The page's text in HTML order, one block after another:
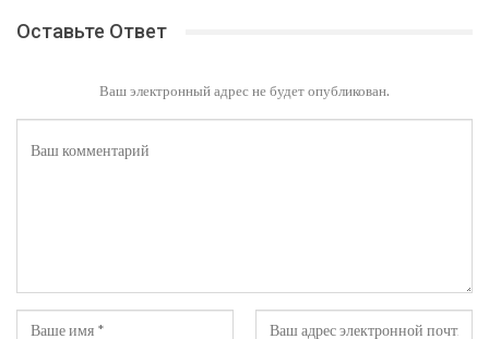
Оставьте Ответ
Ваш электронный адрес не будет опубликован.